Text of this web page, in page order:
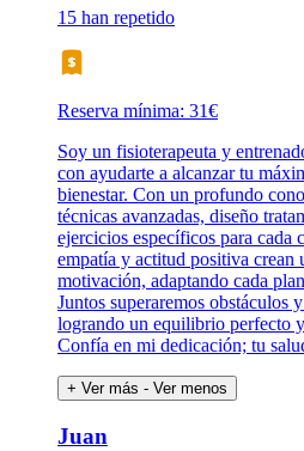
15 han repetido
Reserva mínima: 31€
Soy un fisioterapeuta y
con ayudarte a alcanzar tu
bienestar. Con un profundo
técnicas avanzadas, diseño
ejercicios específicos para
empatía y actitud positiva crean
motivación, adaptando cada
Juntos superaremos obstáculos
logrando un equilibrio perfecto
Confía en mi dedicación; tu
+ Ver más - Ver menos
Juan